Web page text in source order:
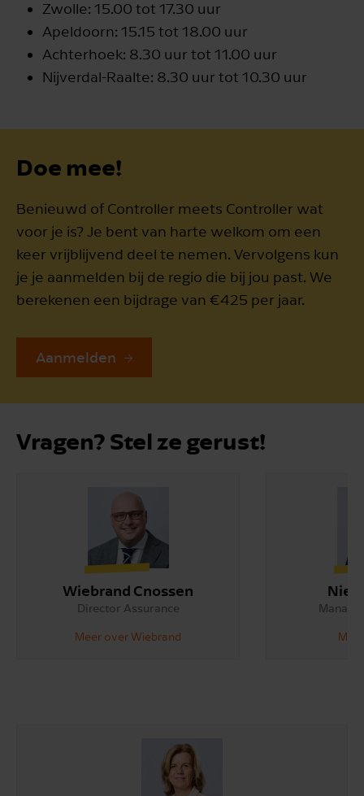
Zwolle: 15.00 tot 17.30 uur
Apeldoorn: 15.15 tot 18.00 uur
Achterhoek: 8.30 uur tot 11.00 uur
Nijverdal-Raalte: 8.30 uur tot 10.30 uur
Doe mee!
Benieuwd of Controller meets Controller wat
voor je is? Je bent van harte welkom om een
keer vrijblijvend deel te nemen. Vervolgens kun
je je aanmelden bij de regio die bij jou past. We
berekenen een bijdrage van €425 per jaar.
Aanmelden
Vragen? Stel ze gerust!
Wiebrand Cnossen
Director Assurance
Meer over Wiebrand
Niek